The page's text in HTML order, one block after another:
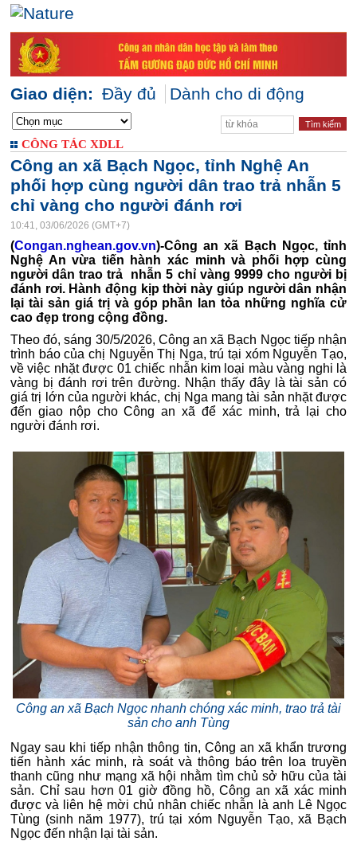
Giao diện: Đầy đủ Dành cho di động
CÔNG TÁC XDLL
Công an xã Bạch Ngọc, tỉnh Nghệ An
phối hợp cùng người dân trao trả nhẫn 5
chỉ vàng cho người đánh rơi
10:41, 03/06/2026 (GMT+7)
(Congan.nghean.gov.vn)-Công an xã Bạch Ngọc, tỉnh
Nghệ An vừa tiến hành xác minh và phối hợp cùng
người dân trao trả nhẫn 5 chỉ vàng 9999 cho người bị
đánh rơi. Hành động kịp thời này giúp người dân nhận
lại tài sản giá trị và góp phần lan tỏa những nghĩa cử
cao đẹp trong cộng đồng.
Theo đó, sáng 30/5/2026, Công an xã Bạch Ngọc tiếp nhận
trình báo của chị Nguyễn Thị Nga, trú tại xóm Nguyễn Tạo,
về việc nhặt được 01 chiếc nhẫn kim loại màu vàng nghi là
vàng bị đánh rơi trên đường. Nhận thấy đây là tài sản có
giá trị lớn của người khác, chị Nga mang tài sản nhặt được
đến giao nộp cho Công an xã để xác minh, trả lại cho
người đánh rơi.
Công an xã Bạch Ngọc nhanh chóng xác minh, trao trả tài
sản cho anh Tùng
Ngay sau khi tiếp nhận thông tin, Công an xã khẩn trương
tiến hành xác minh, rà soát và thông báo trên loa truyền
thanh cũng như mạng xã hội nhằm tìm chủ sở hữu của tài
sản. Chỉ sau hơn 01 giờ đồng hồ, Công an xã xác minh
được và liên hệ mời chủ nhân chiếc nhẫn là anh Lê Ngọc
Tùng (sinh năm 1977), trú tại xóm Nguyễn Tạo, xã Bạch
Ngọc đến nhận lại tài sản.